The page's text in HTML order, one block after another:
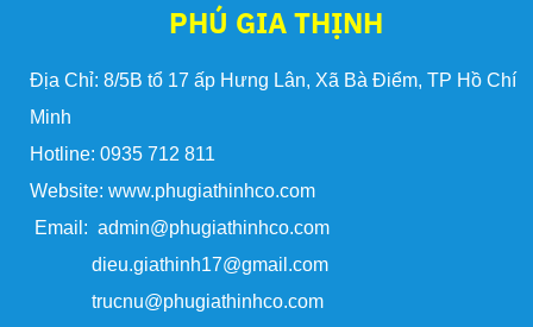
PHÚ GIA THỊNH
Địa Chỉ: 8/5B tổ 17 ấp Hưng Lân, Xã Bà Điểm, TP Hồ Chí
Minh
Hotline: 0935 712 811
Website: www.phugiathinhco.com
Email: admin@phugiathinhco.com
dieu.giathinh17@gmail.com
trucnu@phugiathinhco.com